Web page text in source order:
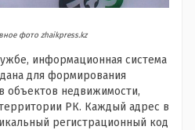
фото zhaikpress.kz
информационная система
для формирования
объектов недвижимости,
РК. Каждый адрес в
регистрационный код